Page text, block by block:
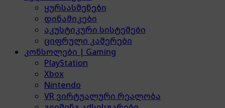
ყურსასმენები
დინამიკები
აკუსტიკური სისტემები
ციფრული კამერები
კონსოლები | Gaming
PlayStation
Xbox
Nintendo
VR ვირტუალური რეალობა